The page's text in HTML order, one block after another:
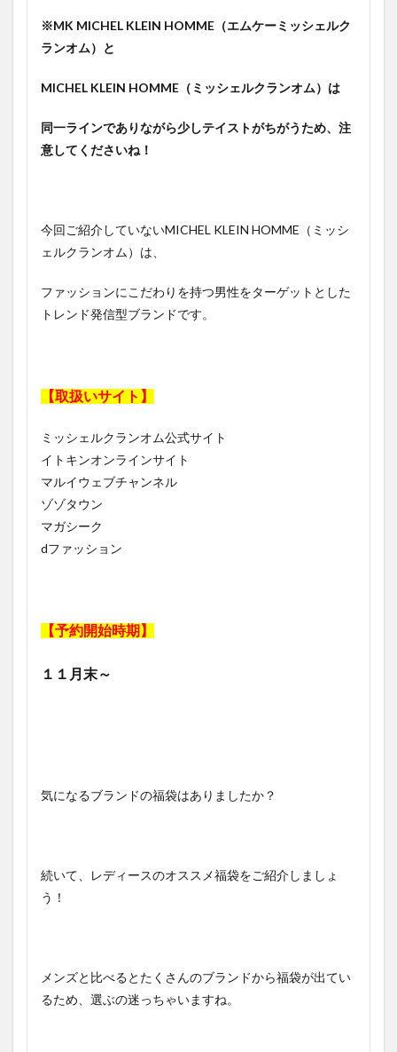
※MK MICHEL KLEIN HOMME（エムケーミッシェルク
ランオム）と
MICHEL KLEIN HOMME（ミッシェルクランオム）は
同一ラインでありながら少しテイストがちがうため、注
意してくださいね！
今回ご紹介していないMICHEL KLEIN HOMME（ミッシ
ェルクランオム）は、
ファッションにこだわりを持つ男性をターゲットとした
トレンド発信型ブランドです。
【取扱いサイト】
ミッシェルクランオム公式サイト
イトキンオンラインサイト
マルイウェブチャンネル
ゾゾタウン
マガシーク
dファッション
【予約開始時期】
１１月末～
気になるブランドの福袋はありましたか？
続いて、レディースのオススメ福袋をご紹介しましょ
う！
メンズと比べるとたくさんのブランドから福袋が出てい
るため、選ぶの迷っちゃいますね。